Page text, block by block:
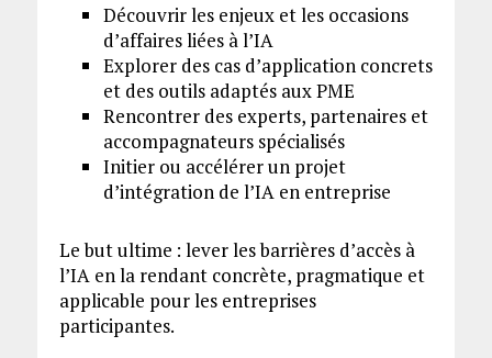
Découvrir les enjeux et les occasions
d’affaires liées à l’IA
Explorer des cas d’application concrets
et des outils adaptés aux PME
Rencontrer des experts, partenaires et
accompagnateurs spécialisés
Initier ou accélérer un projet
d’intégration de l’IA en entreprise
Le but ultime : lever les barrières d’accès à
l’IA en la rendant concrète, pragmatique et
applicable pour les entreprises
participantes.